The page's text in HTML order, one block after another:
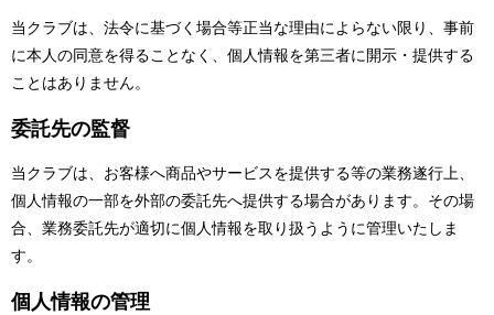
当クラブは、法令に基づく場合等正当な理由によらない限り、事前
に本人の同意を得ることなく、個人情報を第三者に開示・提供する
ことはありません。
委託先の監督
当クラブは、お客様へ商品やサービスを提供する等の業務遂行上、
個人情報の一部を外部の委託先へ提供する場合があります。その場
合、業務委託先が適切に個人情報を取り扱うように管理いたしま
す。
個人情報の管理